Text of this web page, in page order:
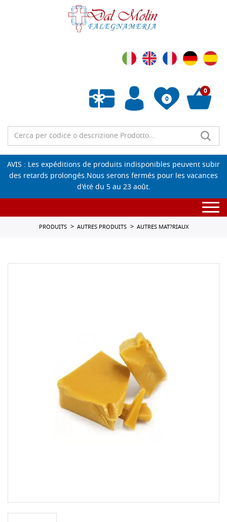
0
Liste de souhaits vide
0
AVIS : Les expéditions de produits indisponibles peuvent subir
des retards prolongés.Nous serons fermés pour les vacances
d'été du 5 au 23 août.
PRODUITS AUTRES PRODUITS AUTRES MAT?RIAUX